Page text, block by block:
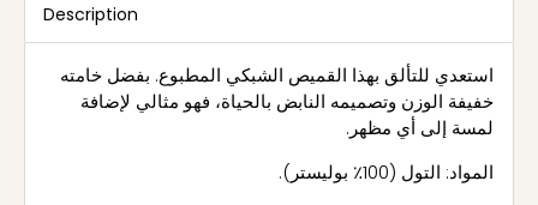
Description
استعدي للتألق بهذا القميص الشبكي المطبوع. بفضل خامته
خفيفة الوزن وتصميمه النابض بالحياة، فهو مثالي لإضافة
لمسة إلى أي مظهر.
المواد: التول (100٪ بوليستر).